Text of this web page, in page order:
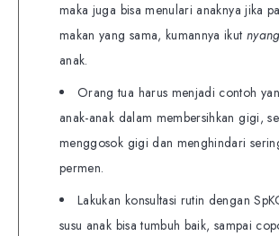
maka juga bisa menulari anaknya jika
makan yang sama, kumannya ikut
anak.
Orang tua harus menjadi contoh
anak-anak dalam membersihkan gigi,
menggosok gigi dan menghindari
permen.
Lakukan konsultasi rutin dengan
susu anak bisa tumbuh baik, sampai